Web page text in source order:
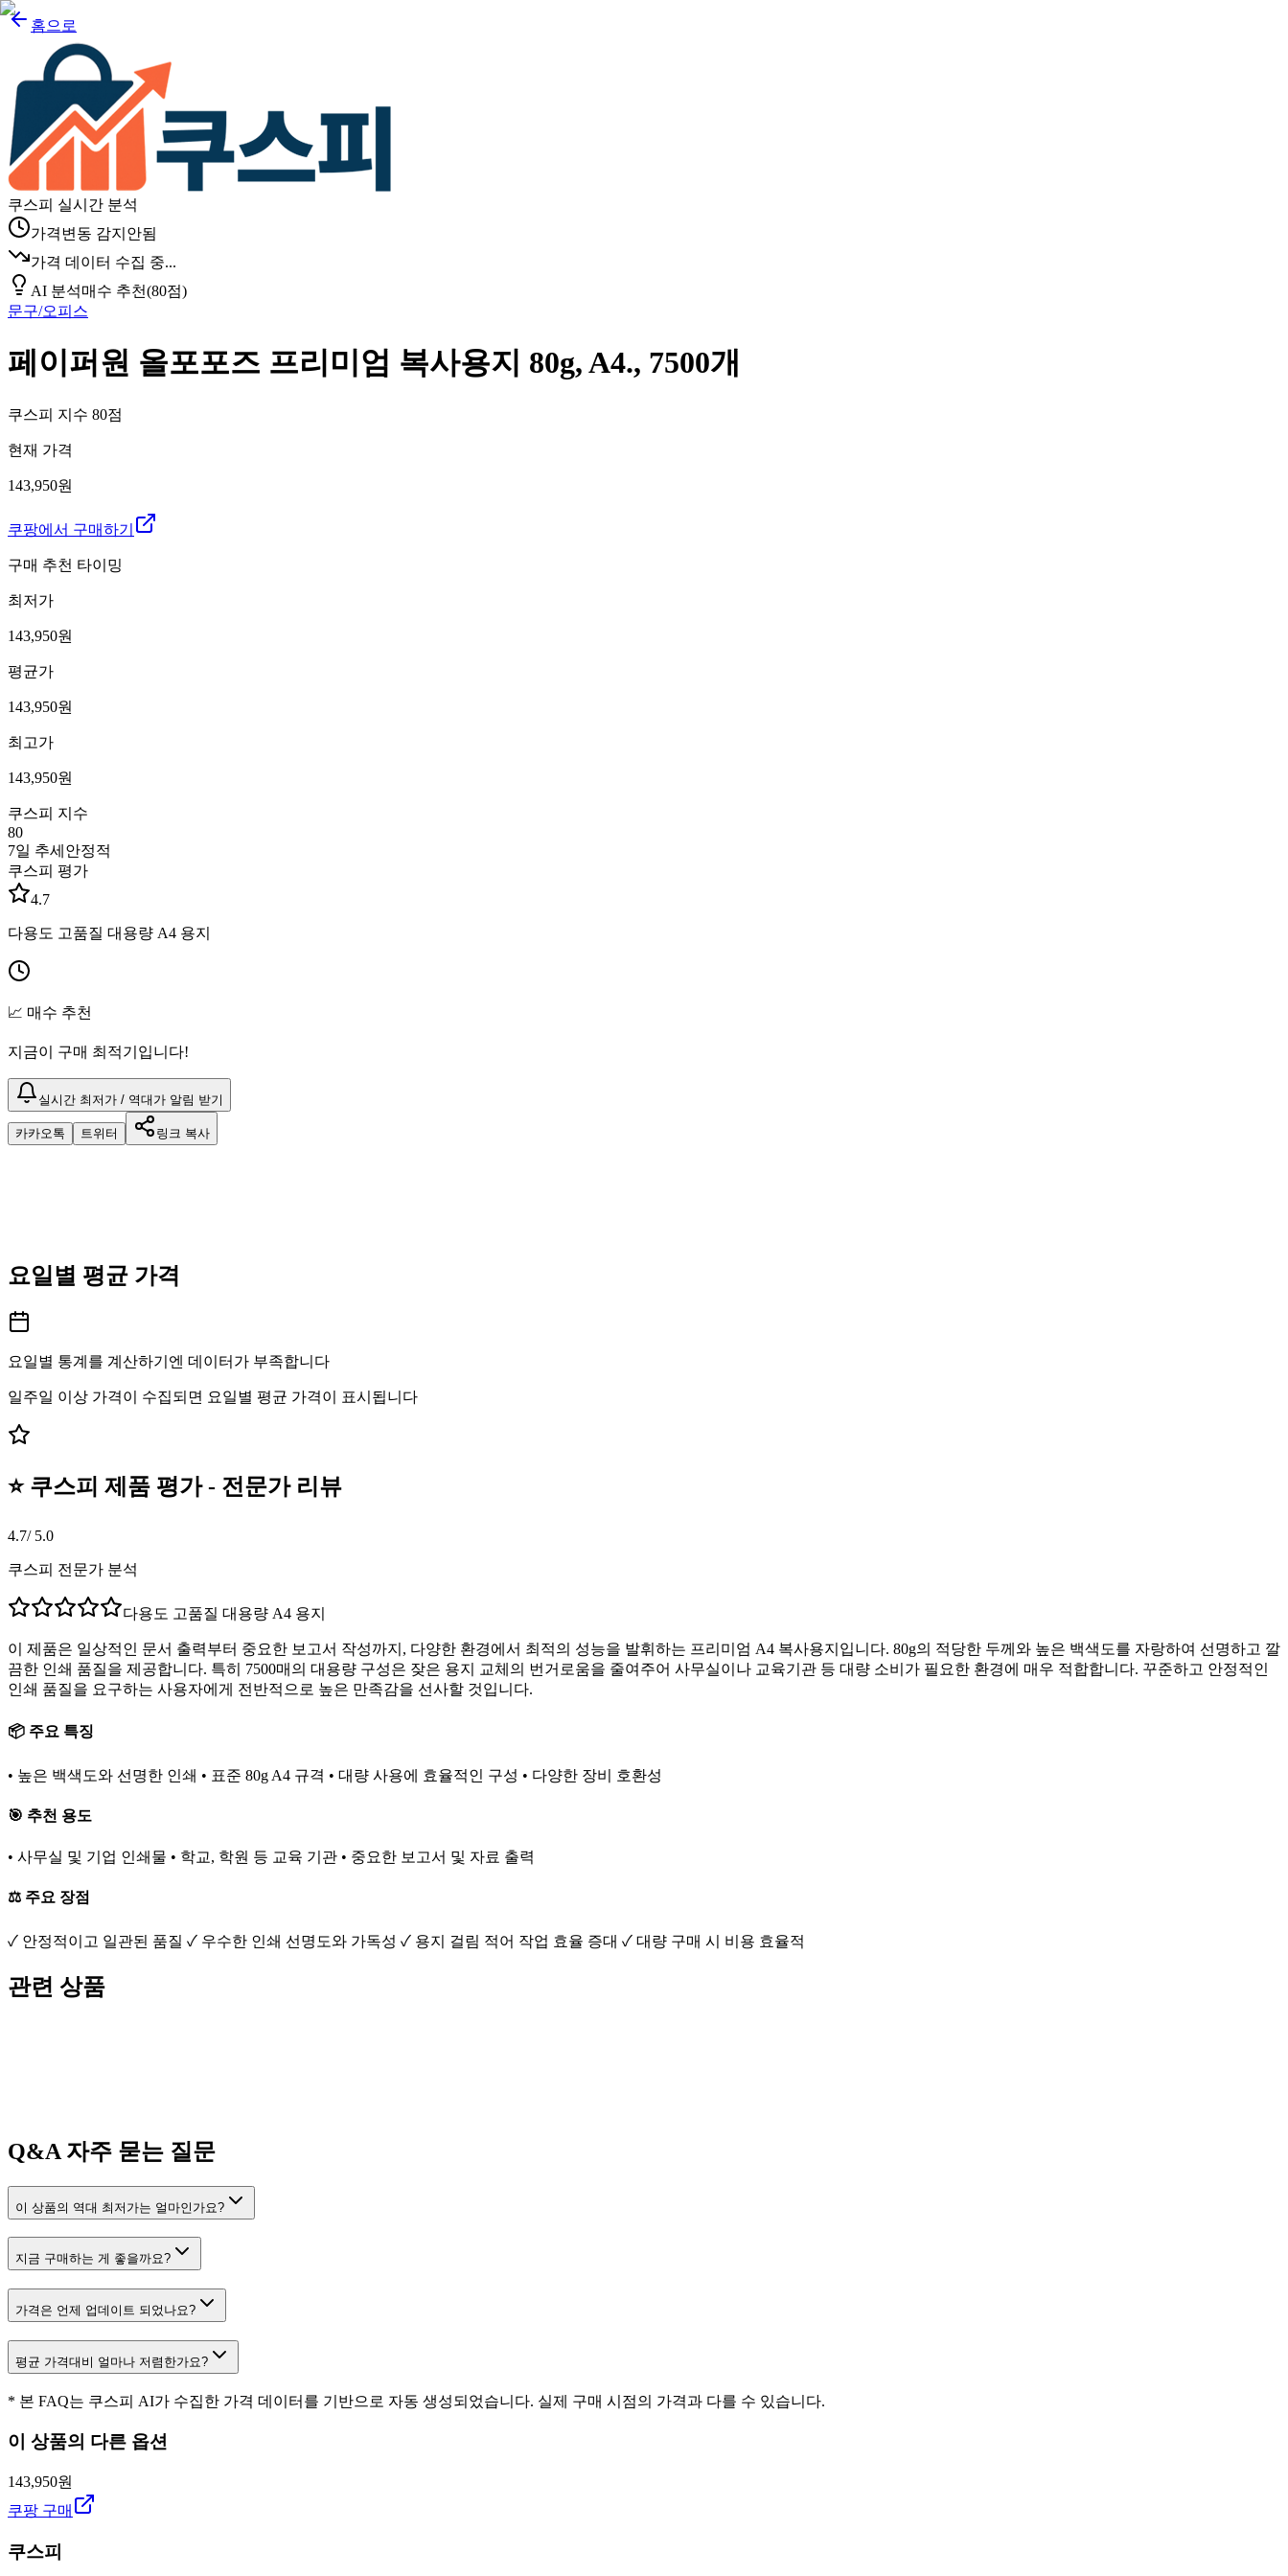
홈으로
쿠스피 실시간 분석
가격변동 감지안됨
가격 데이터 수집 중...
AI 분석매수 추천(80점)
문구/오피스
페이퍼원 올포포즈 프리미엄 복사용지 80g, A4., 7500개
쿠스피 지수 80점
현재 가격
143,950원
쿠팡에서 구매하기
구매 추천 타이밍
최저가
143,950원
평균가
143,950원
최고가
143,950원
쿠스피 지수
80
7일 추세 안정적
쿠스피 평가
4.7
다용도 고품질 대용량 A4 용지
📈 매수 추천
지금이 구매 최적기입니다!
실시간 최저가 / 역대가 알림 받기
카카오톡 트위터 링크 복사
요일별 평균 가격
요일별 통계를 계산하기엔 데이터가 부족합니다
일주일 이상 가격이 수집되면 요일별 평균 가격이 표시됩니다
⭐ 쿠스피 제품 평가 - 전문가 리뷰
4.7/ 5.0
쿠스피 전문가 분석
다용도 고품질 대용량 A4 용지
이 제품은 일상적인 문서 출력부터 중요한 보고서 작성까지, 다양한 환경에서 최적의 성능을 발휘하는 프리미엄 A4 복사용지입니다. 80g의 적당한 두께와 높은 백색도를 자랑하여 선명하고 깔
끔한 인쇄 품질을 제공합니다. 특히 7500매의 대용량 구성은 잦은 용지 교체의 번거로움을 줄여주어 사무실이나 교육기관 등 대량 소비가 필요한 환경에 매우 적합합니다. 꾸준하고 안정적인
인쇄 품질을 요구하는 사용자에게 전반적으로 높은 만족감을 선사할 것입니다.
📦 주요 특징
• 높은 백색도와 선명한 인쇄 • 표준 80g A4 규격 • 대량 사용에 효율적인 구성 • 다양한 장비 호환성
🎯 추천 용도
• 사무실 및 기업 인쇄물 • 학교, 학원 등 교육 기관 • 중요한 보고서 및 자료 출력
⚖️ 주요 장점
✓ 안정적이고 일관된 품질 ✓ 우수한 인쇄 선명도와 가독성 ✓ 용지 걸림 적어 작업 효율 증대 ✓ 대량 구매 시 비용 효율적
관련 상품
Q&A 자주 묻는 질문
이 상품의 역대 최저가는 얼마인가요?
지금 구매하는 게 좋을까요?
가격은 언제 업데이트 되었나요?
평균 가격대비 얼마나 저렴한가요?
* 본 FAQ는 쿠스피 AI가 수집한 가격 데이터를 기반으로 자동 생성되었습니다. 실제 구매 시점의 가격과 다를 수 있습니다.
이 상품의 다른 옵션
143,950원
쿠팡 구매
쿠스피